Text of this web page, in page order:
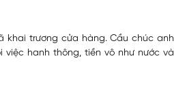
khai trương cửa hàng. Cầu chúc anh
hanh thông, tiền vô như nước và